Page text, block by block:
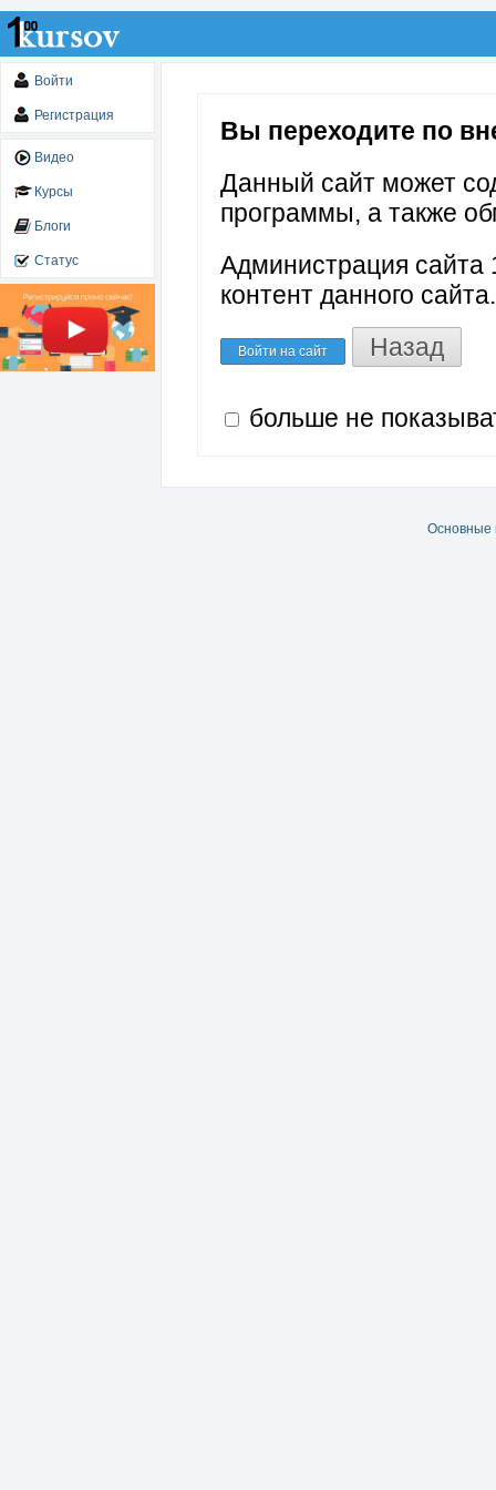
Войти
Регистрация
Видео
Курсы
Блоги
Статус
Вы переходите по
Данный сайт может
программы, а также
Администрация сайта
контент данного сайта.
Войти на сайт Назад
больше не
Основные